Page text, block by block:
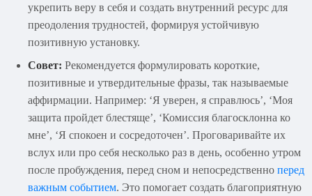
укрепить веру в себя и создать внутренний ресурс для
преодоления трудностей, формируя устойчивую
позитивную установку.
Совет: Рекомендуется формулировать короткие,
позитивные и утвердительные фразы, так называемые
аффирмации. Например: ‘Я уверен, я справлюсь’, ‘Моя
защита пройдет блестяще’, ‘Комиссия благосклонна ко
мне’, ‘Я спокоен и сосредоточен’. Проговаривайте их
вслух или про себя несколько раз в день, особенно утром
после пробуждения, перед сном и непосредственно перед
важным событием. Это помогает создать благоприятную